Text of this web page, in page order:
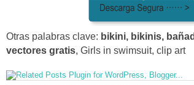
Otras palabras clave: bikini, bikinis,
vectores gratis, Girls in swimsuit, clip art